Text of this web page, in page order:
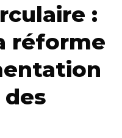
:
réforme